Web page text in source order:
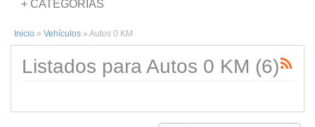
+ CATEGORIAS
Inicio » Vehículos » Autos 0 KM
Listados para Autos 0 KM (6)